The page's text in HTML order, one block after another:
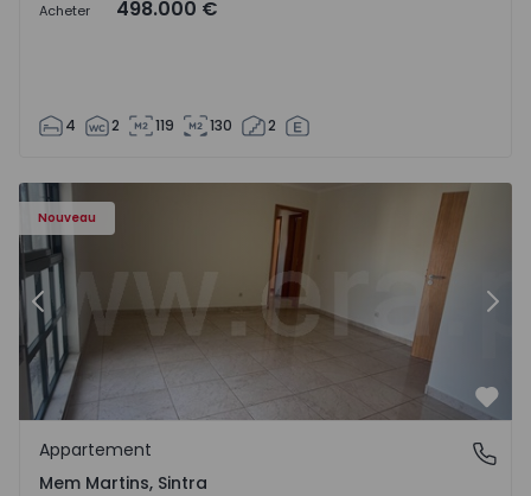
Acheter 498.000 €
4 2 119 130 2
Nouveau
- 15
Appartement T3 Sintra, Algueirão-Mem Martins -
Précédent
Mem Martins, Sintra
Appartement
Mem Martins, Sintra